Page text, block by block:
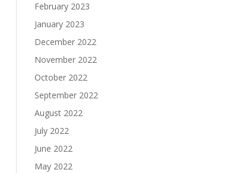
February 2023
January 2023
December 2022
November 2022
October 2022
September 2022
August 2022
July 2022
June 2022
May 2022